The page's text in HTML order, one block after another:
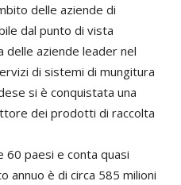
delle aziende di
dal punto di vista
delle aziende leader nel
di sistemi di mungitura
si è conquistata una
dei prodotti di raccolta
60 paesi e conta quasi
annuo è di circa 585 milioni